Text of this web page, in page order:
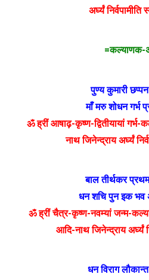
अर्घ्यं निर्वपामीति
=कल्याणक-
पुण्य कुमारी छप्पन
माँ मरु शोधन गर्भ
ॐ ह्रीं आषाढ़-कृष्ण-द्वितीयायां
नाथ जिनेन्द्राय अर्घ्यं
बाल तीर्थकर प्रथम
धन शचि पुन इक भव
ॐ ह्रीं चैत्र-कृष्ण-नवम्यां जन्म-
आदि-नाथ जिनेन्द्राय अर्घ्यं
धन विराग